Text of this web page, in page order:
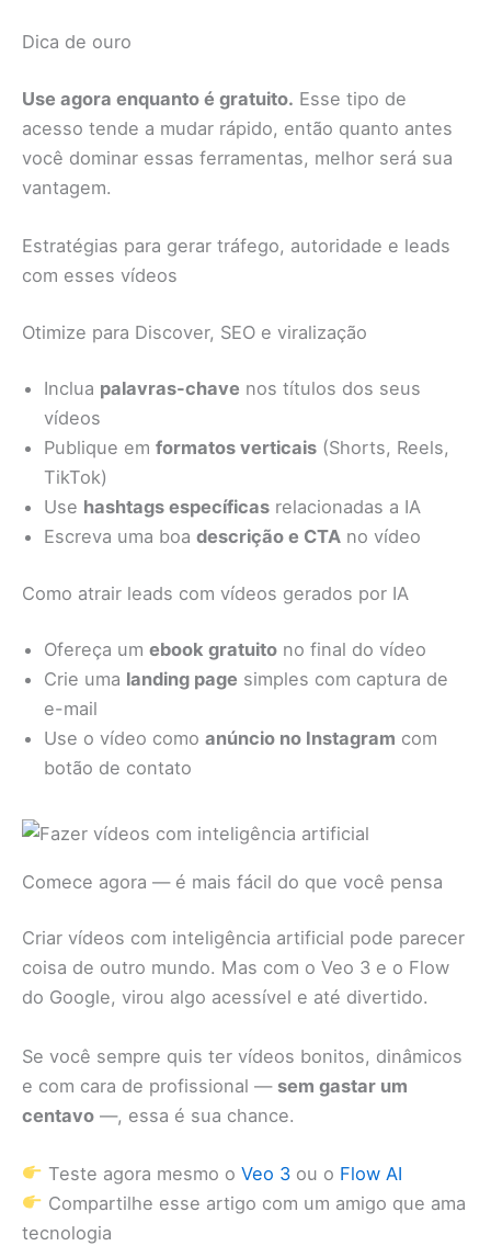
Dica de ouro
Use agora enquanto é gratuito. Esse tipo de
acesso tende a mudar rápido, então quanto antes
você dominar essas ferramentas, melhor será sua
vantagem.
Estratégias para gerar tráfego, autoridade e leads
com esses vídeos
Otimize para Discover, SEO e viralização
Inclua palavras-chave nos títulos dos seus
vídeos
Publique em formatos verticais (Shorts, Reels,
TikTok)
Use hashtags específicas relacionadas a IA
Escreva uma boa descrição e CTA no vídeo
Como atrair leads com vídeos gerados por IA
Ofereça um ebook gratuito no final do vídeo
Crie uma landing page simples com captura de
e-mail
Use o vídeo como anúncio no Instagram com
botão de contato
Comece agora — é mais fácil do que você pensa
Criar vídeos com inteligência artificial pode parecer
coisa de outro mundo. Mas com o Veo 3 e o Flow
do Google, virou algo acessível e até divertido.
Se você sempre quis ter vídeos bonitos, dinâmicos
e com cara de profissional — sem gastar um
centavo —, essa é sua chance.
Teste agora mesmo o Veo 3ou o Flow AI
Compartilhe esse artigo com um amigo que ama
tecnologia